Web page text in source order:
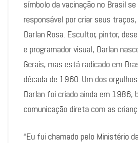
símbolo da vacinação no Brasil
responsável por criar seus
Darlan Rosa. Escultor, pintor,
e programador visual, Darlan
Gerais, mas está radicado em
década de 1960. Um dos
Darlan foi criado ainda em 1986,
comunicação direta com as
“Eu fui chamado pelo Ministério